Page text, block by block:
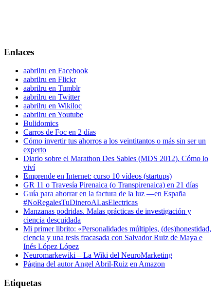
Enlaces
aabrilru en Facebook
aabrilru en Flickr
aabrilru en Tumblr
aabrilru en Twitter
aabrilru en Wikiloc
aabrilru en Youtube
Bulidomics
Carros de Foc en 2 días
Cómo invertir tus ahorros a los veintitantos o más sin ser un
experto
Diario sobre el Marathon Des Sables (MDS 2012). Cómo lo
viví
Emprende en Internet: curso 10 vídeos (startups)
GR 11 o Travesía Pirenaica (o Transpirenaica) en 21 días
Guía para ahorrar en la factura de la luz —en España
#NoRegalesTuDineroALasElectricas
Manzanas podridas. Malas prácticas de investigación y
ciencia descuidada
Mi primer librito: «Personalidades múltiples, (des)honestidad,
ciencia y una tesis fracasada con Salvador Ruiz de Maya e
Inés López López
Neuromarkewiki – La Wiki del NeuroMarketing
Página del autor Angel Abril-Ruiz en Amazon
Etiquetas